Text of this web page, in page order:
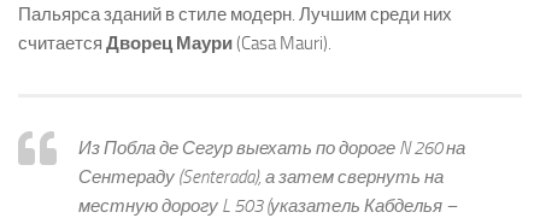
Пальярса зданий в стиле модерн. Лучшим среди них
считается Дворец Маури(Casa Mauri).
Из Побла де Сегур выехать по дороге N 260 на
Сентераду (Senterada), а затем свернуть на
местную дорогу L 503 (указатель Кабделья –